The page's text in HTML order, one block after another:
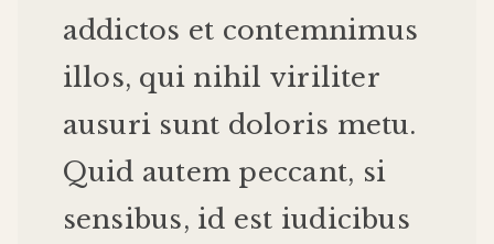
addictos et contemnimus
illos, qui nihil viriliter
ausuri sunt doloris metu.
Quid autem peccant, si
sensibus, id est iudicibus